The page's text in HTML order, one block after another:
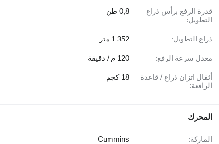
قدرة الرفع برأس ذراع
التطويل:
0,8 طن
ذراع التطويل: 1.352 متر
معدل سرعة الرفع: 120 م / دقيقة
أثقال اتزان ذراع / قاعدة
الرافعة:
18 كجم
المحرك
الماركة: Cummins